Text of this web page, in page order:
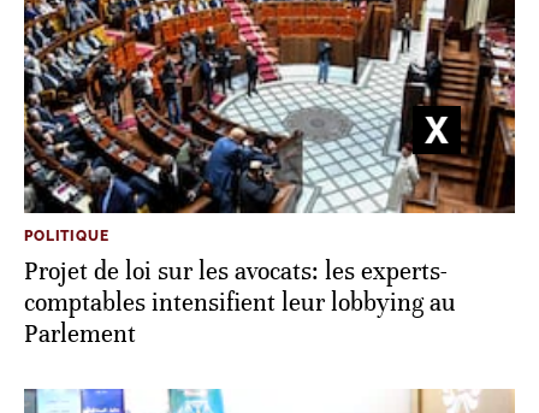
POLITIQUE
Projet de loi sur les avocats: les experts-
comptables intensifient leur lobbying au
Parlement